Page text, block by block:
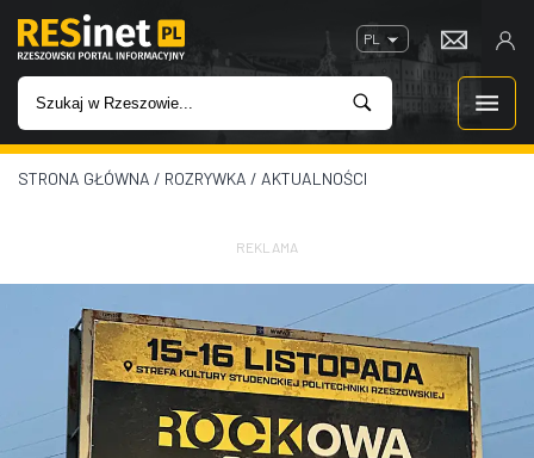
PL
WIADOMOŚCI
IMPREZY
ROZRYWKA
W KINACH
STRONA GŁÓWNA / ROZRYWKA / AKTUALNOŚCI
REKLAMA